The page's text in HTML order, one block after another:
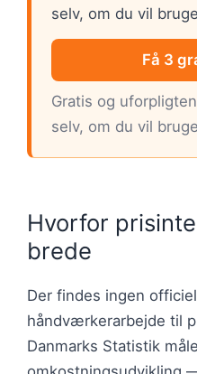
selv, om du vil
Få 3
Gratis og
selv, om du vil
Hvorfor
brede
Der findes ingen
håndværkerarbejde til
Danmarks Statistik